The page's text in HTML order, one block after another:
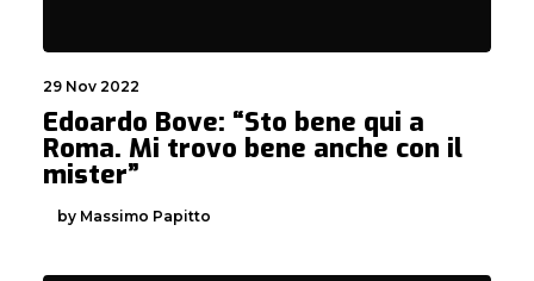
29 Nov 2022
Edoardo Bove: “Sto bene qui a
Roma. Mi trovo bene anche con il
mister”
by Massimo Papitto